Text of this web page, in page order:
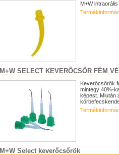
M+W
M+W SELECT KEVERŐCSŐR FÉM
Keverőcsőrök
mintegy 40%-
képest. Miután
M+W Select keverőcsőrök